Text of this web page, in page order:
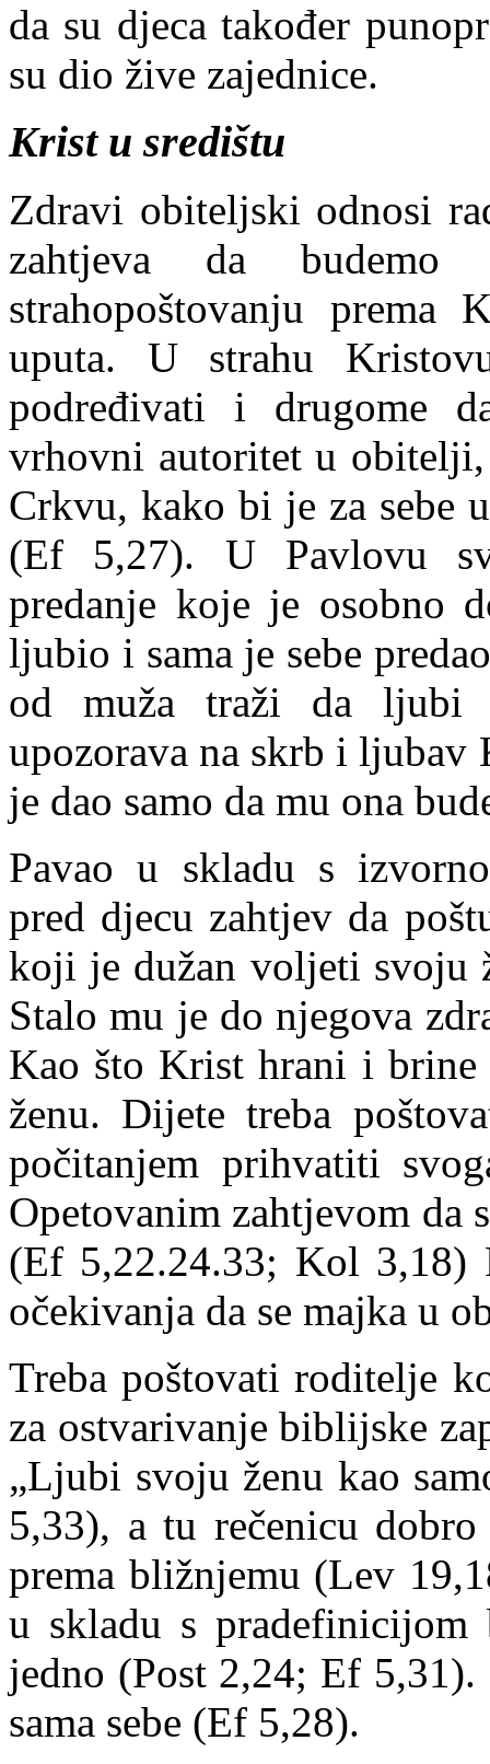
da su djeca također
su dio žive zajednice.
Krist u središtu
Zdravi obiteljski odnosi
zahtjeva da
strahopoštovanju prema
uputa. U strahu
podređivati i drugome
vrhovni autoritet u obitelji,
Crkvu, kako bi je za sebe
(Ef 5,27). U Pavlovu
predanje koje je osobno
ljubio i sama je sebe
od muža traži da ljubi
upozorava na skrb i ljubav
je dao samo da mu ona
Pavao u skladu s
pred djecu zahtjev da
koji je dužan voljeti svoju
Stalo mu je do njegova
Kao što Krist hrani i
ženu. Dijete treba
počitanjem prihvatiti
Opetovanim zahtjevom da
(Ef 5,22.24.33; Kol 3,18)
očekivanja da se majka u
Treba poštovati roditelje
za ostvarivanje biblijske
„Ljubi svoju ženu kao
5,33), a tu rečenicu
prema bližnjemu (Lev
u skladu s pradefinicijom
jedno (Post 2,24; Ef
sama sebe (Ef 5,28).